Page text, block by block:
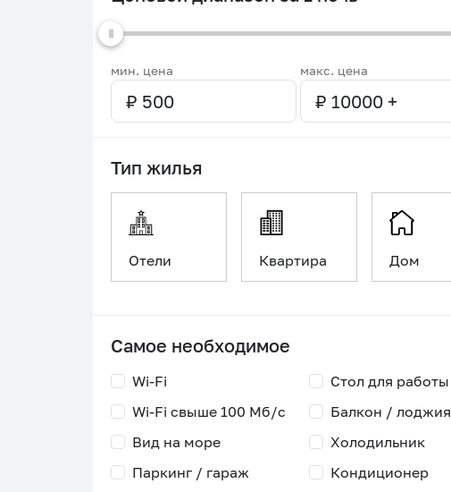
мин. цена макс. цена
Тип жилья
Отели Квартира Дом
Самое необходимое
Wi-Fi
Wi-Fi свыше 100 Мб/с
Стол для работы
Балкон / лоджия
Вид на море
Паркинг / гараж
Холодильник
Кондиционер